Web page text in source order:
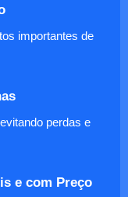
importantes de
perdas e
e com Preço